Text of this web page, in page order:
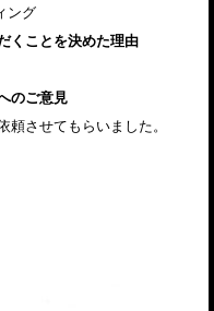
ング
くことを決めた理由
のご意見
させてもらいました。